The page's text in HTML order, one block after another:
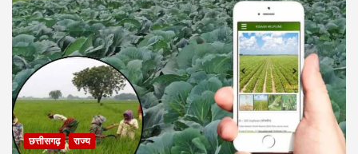
छत्तीसगढ़ राज्य